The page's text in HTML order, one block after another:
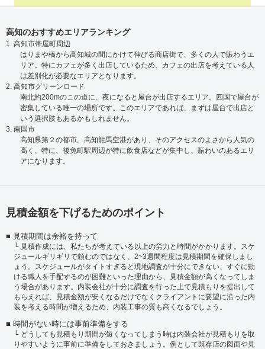
高知のおすすめエリアランキング
1. 高知市帯屋町周辺
はりまや橋から高知城の間にかけて伸びる商店街で、多くの人で賑わうエ
リア。特にカフェが多く出店しているため、カフェの出店を考えている人
は差別化が必要なエリアとなります。
2. 高知市グリーンロード
南北約200mのこの道に、夜になると屋台が出店するエリア。四国で屋台が
密集している唯一の場所です。このエリアであれば、まずは屋台で出店と
いう選択肢もあるかもしれません。
3. 南国市
高知県第２の都市。高知龍馬空港があり、そのアクセスのよさから人気の
高く、特に、後免町駅周辺が特に飲食店などが集中し、賑わいのあるエリ
アになります。
見積金額を下げるためのポイント
見積期間は余裕を持って
見積作成には、私たちが考えている以上の労力と時間がかかります。スケ
ジュールギリギリで頼むのではなく、2~3週間程度は見積期間を確保しまし
ょう。スケジュールがタイトすぎると現地調査が十分にできない、すぐに動
ける職人を手配するのが困難といった理由から、見積金額が高くなってしま
う場合があります。内装会社が十分に調査を行った上で見積もりを提出して
もらえれば、見積金額が安くなるだけでなくクライアントに要望に沿った内
装を考える時間が増えるため、内装工事の質も高くなるでしょう。
時間がない時には事前準備をする
どうしても見積もり期間が短くなってしまう時は内装会社が見積もりを取
りやすいように事前に準備をしておきましょう。例として既存店の図面や見